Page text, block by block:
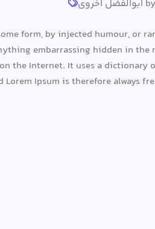
by ابوالفضل اخروی
form, by injected humour, or
embarrassing hidden in
the Internet. It uses a dictionary
Ipsum is therefore always